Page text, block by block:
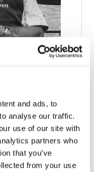
and ads, to
analyse our traffic.
use of our site with
partners who
that you’ve
from your use
Beekman zijn
op het
geliefd bij een
en menselijk, over
die het leven
tijden • voor lezers
verbindend,